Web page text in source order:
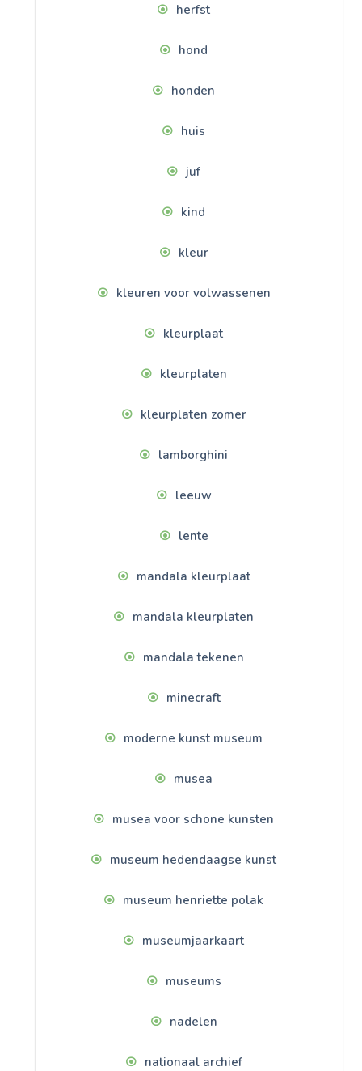
herfst
hond
honden
huis
juf
kind
kleur
kleuren voor volwassenen
kleurplaat
kleurplaten
kleurplaten zomer
lamborghini
leeuw
lente
mandala kleurplaat
mandala kleurplaten
mandala tekenen
minecraft
moderne kunst museum
musea
musea voor schone kunsten
museum hedendaagse kunst
museum henriette polak
museumjaarkaart
museums
nadelen
nationaal archief